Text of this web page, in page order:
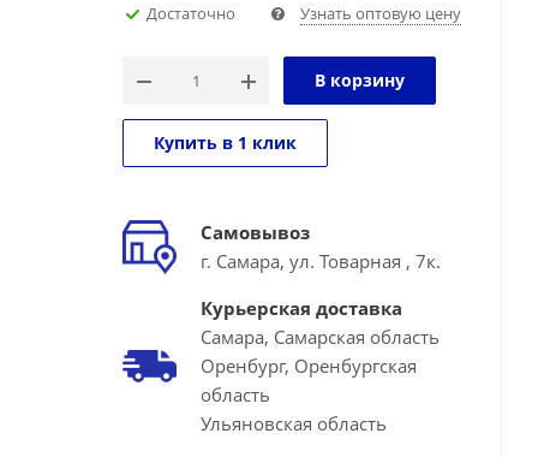
Достаточно Узнать оптовую цену
В корзину
Купить в 1 клик
Самовывоз
г. Самара, ул. Товарная , 7к.
Курьерская доставка
Самара, Самарская область
Оренбург, Оренбургская
область
Ульяновская область